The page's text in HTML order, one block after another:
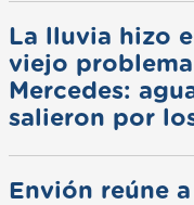
La lluvia hizo
viejo
Mercedes:
salieron por
Envión reúne